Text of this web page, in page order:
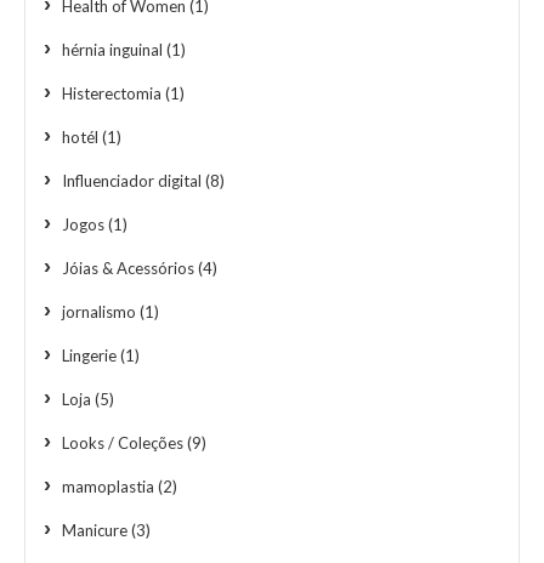
Health of Women (1)
hérnia inguinal (1)
Histerectomia (1)
hotél (1)
Influenciador digital (8)
Jogos(1)
Jóias & Acessórios(4)
jornalismo (1)
Lingerie(1)
Loja (5)
Looks / Coleções(9)
mamoplastia (2)
Manicure(3)